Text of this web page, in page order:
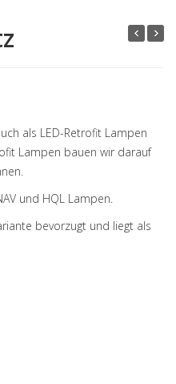
als LED-Retrofit Lampen
Lampen bauen wir darauf
und HQL Lampen.
bevorzugt und liegt als